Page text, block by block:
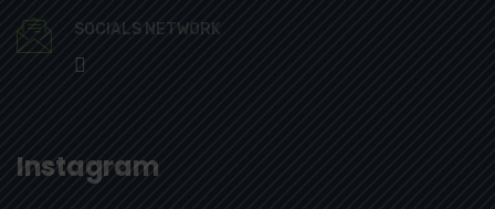
SOCIALS NETWORK
Instagram